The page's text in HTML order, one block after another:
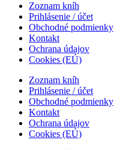
Zoznam kníh
Prihlásenie / účet
Obchodné podmienky
Kontakt
Ochrana údajov
Cookies (EÚ)
Zoznam kníh
Prihlásenie / účet
Obchodné podmienky
Kontakt
Ochrana údajov
Cookies (EÚ)